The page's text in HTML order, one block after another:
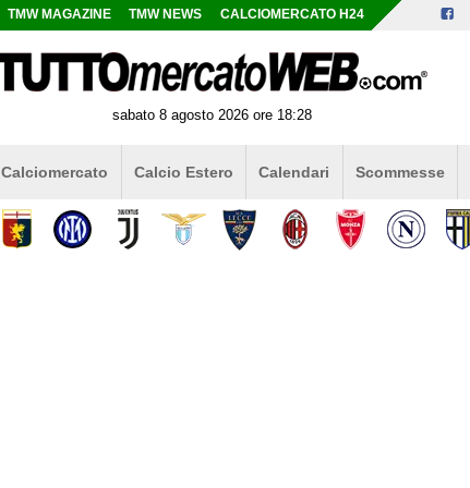
TMW MAGAZINE TMW NEWS CALCIOMERCATO H24
sabato 8 agosto 2026 ore 18:28
Calciomercato Calcio Estero Calendari Scommesse